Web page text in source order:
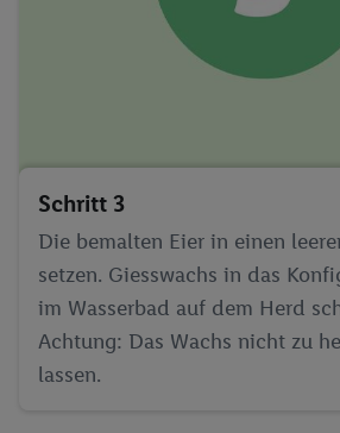
Schritt 3
Die bemalten Eier in einen
setzen. Giesswachs in das
im Wasserbad auf dem Herd
Achtung: Das Wachs nicht zu
lassen.